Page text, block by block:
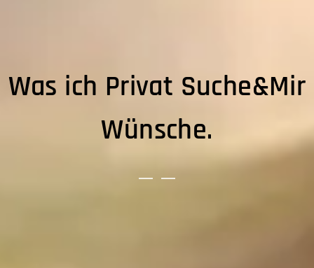
Was ich Privat Suche&Mir
Wünsche.